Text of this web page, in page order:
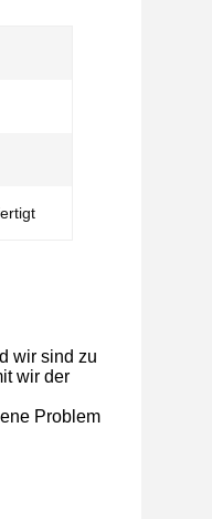
wir sind zu
wir der
Problem